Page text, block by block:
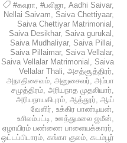
#கவுரா, #பலிஜா, Aadhi Saivar,
Nellai Saivam, Saiva Chettiyaar,
Saiva Chettiyar Matrimonial ,
Saiva Desikhar, Saiva gurukal ,
Saiva Mudhaliyar, Saiva Pillai,
Saiva Pillaimar, Saiva Vellalar,
Saiva Vellalar Matrimonial , Saiva
Vellalar Thali, அசத்சூத்திரர்,
அநாதிசைவம், அனுசைவர், அம்பா
சமுத்திரம், அரியநாத முதலியார்,
அரியநாயகிபுரம், ஆத்தூர், ஆய்
வேளிர், உக்கிர பாண்டியன்,
உசிலம்பட்டி, ஊத்துமலை ஜமீன்,
ஏழாயிரம் பண்ணை பாளையக்காரர்,
ஒட்டப்பிடாரம், கங்கா குலம், கடம்பூர்